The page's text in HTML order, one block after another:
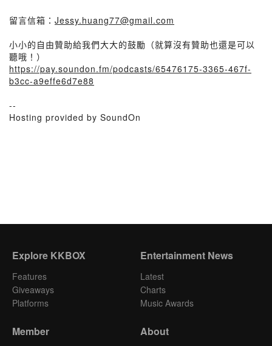
留言信箱： Jessy.huang77@gmail.com
小小的自由贊助給我們大大的鼓勵（就算沒有贊助也還是可以
聽哦！）
https://pay.soundon.fm/podcasts/65476175-3365-467f-
b3cc-a9effe6d7e88
--
Hosting provided by SoundOn
Explore KKBOX
Features
Giveaways
Platforms
Entertainment News
Latest
Charts
Music Awards
Member About